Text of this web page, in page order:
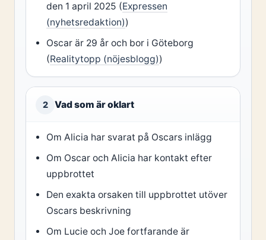
den 1 april 2025 (Expressen
(nyhetsredaktion))
Oscar är 29 år och bor i Göteborg
(Realitytopp (nöjesblogg))
2 Vad som är oklart
Om Alicia har svarat på Oscars inlägg
Om Oscar och Alicia har kontakt efter
uppbrottet
Den exakta orsaken till uppbrottet utöver
Oscars beskrivning
Om Lucie och Joe fortfarande är